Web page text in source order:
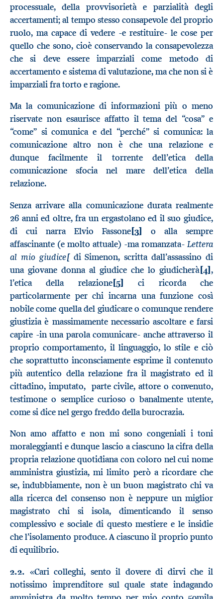
processuale, della provvisorietà e parzialità degli
accertamenti; al tempo stesso consapevole del proprio
ruolo, ma capace di vedere -e restituire- le cose per
quello che sono, cioè conservando la consapevolezza
che si deve essere imparziali come metodo di
accertamento e sistema di valutazione, ma che non si è
imparziali fra torto e ragione.
Ma la comunicazione di informazioni più o meno
riservate non esaurisce affatto il tema del “cosa” e
“come” si comunica e del “perché” si comunica: la
comunicazione altro non è che una relazione e
dunque facilmente il torrente dell’etica della
comunicazione sfocia nel mare dell’etica della
relazione.
Senza arrivare alla comunicazione durata realmente
26 anni ed oltre, fra un ergastolano ed il suo giudice,
di cui narra Elvio Fassone[3]
o alla sempre
affascinante (e molto attuale) -ma romanzata- Lettera
al mio giudice[di Simenon, scritta dall’assassino di
una giovane donna al giudice che lo giudicherà[4],
l’etica della relazione[5]
ci ricorda che
particolarmente per chi incarna una funzione così
nobile come quella del giudicare o comunque rendere
giustizia è massimamente necessario ascoltare e farsi
capire -in una parola comunicare- anche attraverso il
proprio comportamento, il linguaggio, lo stile e ciò
che soprattutto inconsciamente esprime il contenuto
più autentico della relazione fra il magistrato ed il
cittadino, imputato, parte civile, attore o convenuto,
testimone o semplice curioso o banalmente utente,
come si dice nel gergo freddo della burocrazia.
Non amo affatto e non mi sono congeniali i toni
moraleggianti e dunque lascio a ciascuno la cifra della
propria relazione quotidiana con coloro nel cui nome
amministra giustizia, mi limito però a ricordare che
se, indubbiamente, non è un buon magistrato chi va
alla ricerca del consenso non è neppure un miglior
magistrato chi si isola, dimenticando il senso
complessivo e sociale di questo mestiere e le insidie
che l’isolamento produce. A ciascuno il proprio punto
di equilibrio.
2.2. «Cari colleghi, sento il dovere di dirvi che il
notissimo imprenditore sul quale state indagando